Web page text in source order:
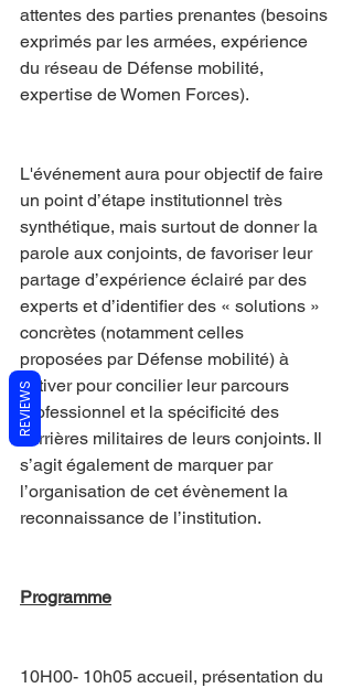
attentes des parties prenantes (besoins
exprimés par les armées, expérience
du réseau de Défense mobilité,
expertise de Women Forces).
L'événement aura pour objectif de faire
un point d’étape institutionnel très
synthétique, mais surtout de donner la
parole aux conjoints, de favoriser leur
partage d’expérience éclairé par des
experts et d’identifier des « solutions »
concrètes (notamment celles
proposées par Défense mobilité) à
activer pour concilier leur parcours
professionnel et la spécificité des
carrières militaires de leurs conjoints. Il
s’agit également de marquer par
l’organisation de cet évènement la
reconnaissance de l’institution.
Programme
10H00- 10h05 accueil, présentation du
REVIEWS